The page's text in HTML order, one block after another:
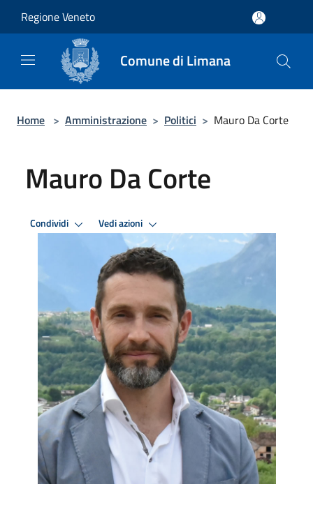
Regione Veneto
Comune di Limana
Home > Amministrazione > Politici > Mauro Da Corte
Mauro Da Corte
Condividi Vedi azioni